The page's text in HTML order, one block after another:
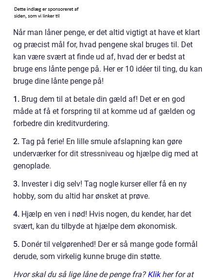
Når man låner penge, er det altid vigtigt at have et klart
og præcist mål for, hvad pengene skal bruges til. Det
kan være svært at finde ud af, hvad der er bedst at
bruge ens lånte penge på. Her er 10 idéer til ting, du kan
bruge dine lånte penge på!
1. Brug dem til at betale din gæld af! Det er en god
måde at få et forspring til at komme ud af gælden og
forbedre din kreditvurdering.
2. Tag på ferie! En lille smule afslapning kan gøre
underværker for dit stressniveau og hjælpe dig med at
genoplade.
3. Invester i dig selv! Tag nogle kurser eller få en ny
hobby, som du altid har ønsket at prøve.
4. Hjælp en ven i nød! Hvis nogen, du kender, har det
svært, kan du tilbyde at hjælpe dem økonomisk.
5. Donér til velgørenhed! Der er så mange gode formål
derude, som virkelig kunne bruge din støtte.
Hvor skal du så lige låne de penge fra?Klikher for at